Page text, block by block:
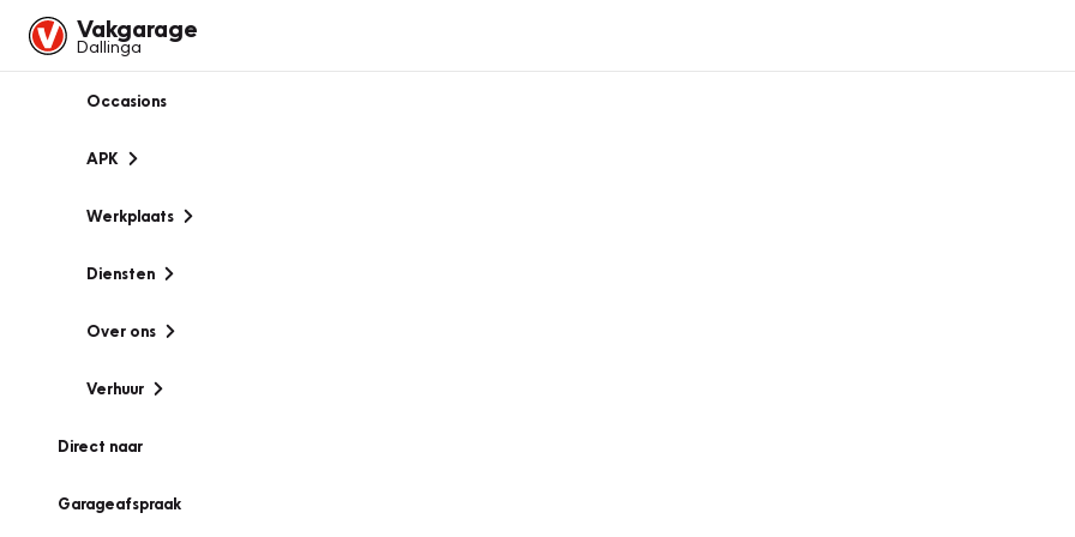
Vakgarage
Dallinga
Occasions
APK
Werkplaats
Diensten
Over ons
Verhuur
Direct naar
Garageafspraak